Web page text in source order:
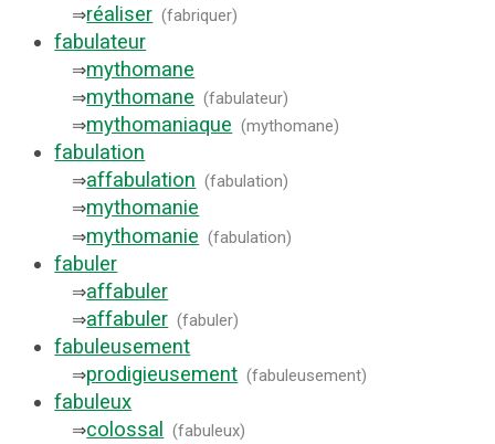
⇒réaliser (fabriquer)
fabulateur
⇒mythomane
⇒mythomane (fabulateur)
⇒mythomaniaque (mythomane)
fabulation
⇒affabulation (fabulation)
⇒mythomanie
⇒mythomanie (fabulation)
fabuler
⇒affabuler
⇒affabuler (fabuler)
fabuleusement
⇒prodigieusement (fabuleusement)
fabuleux
⇒colossal (fabuleux)